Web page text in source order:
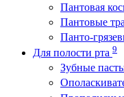
Пантовая
Пантовые
Панто-
Для полости рта 9
Зубные